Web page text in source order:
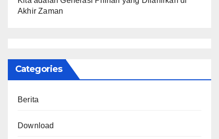
Akhir Zaman
Categories
Berita
Download